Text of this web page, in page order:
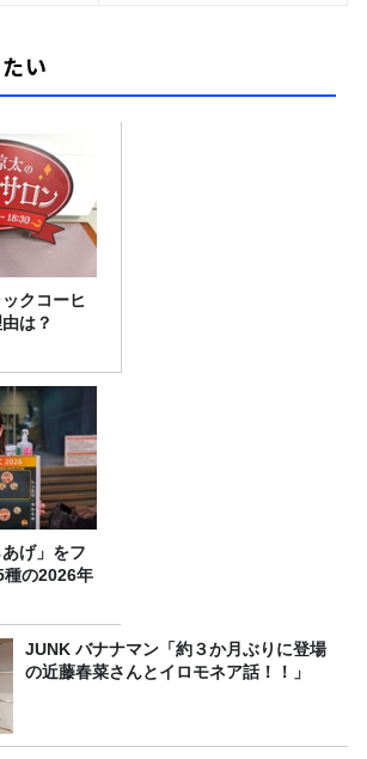
い
クコーヒ
は？
げ」をフ
種の2026年
JUNK バナナマン「約３か月ぶりに登場
の近藤春菜さんとイロモネア話！！」